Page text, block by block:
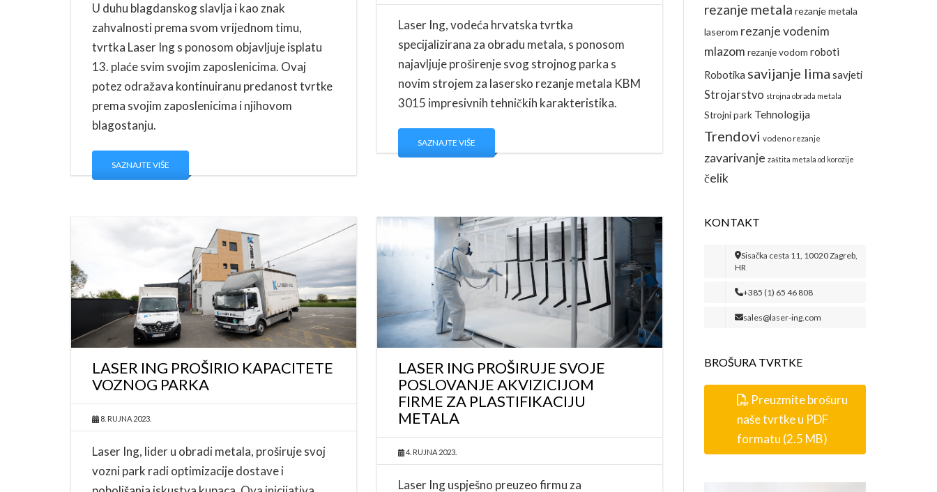
U duhu blagdanskog slavlja i kao znak
zahvalnosti prema svom vrijednom timu,
tvrtka Laser Ing s ponosom objavljuje isplatu
13. plaće svim svojim zaposlenicima. Ovaj
potez odražava kontinuiranu predanost tvrtke
prema svojim zaposlenicima i njihovom
blagostanju.
SAZNAJTE VIŠE
Laser Ing, vodeća hrvatska tvrtka
specijalizirana za obradu metala, s ponosom
najavljuje proširenje svog strojnog parka s
novim strojem za lasersko rezanje metala KBM
3015 impresivnih tehničkih karakteristika.
SAZNAJTE VIŠE
LASER ING PROŠIRIO KAPACITETE
VOZNOG PARKA
8. RUJNA 2023.
Laser Ing, lider u obradi metala, proširuje svoj
vozni park radi optimizacije dostave i
LASER ING PROŠIRUJE SVOJE
POSLOVANJE AKVIZICIJOM
FIRME ZA PLASTIFIKACIJU
METALA
4. RUJNA 2023.
Laser Ing uspješno preuzeo firmu za
rezanje metala rezanje metala
laserom rezanje vodenim
mlazom rezanje vodom roboti
Robotika savijanje lima savjeti
Strojarstvo strojna obrada metala
Strojni park Tehnologija
Trendovi vodeno rezanje
zavarivanje zaštita metala od korozije
čelik
KONTAKT
Sisačka cesta 11, 10020 Zagreb,
HR
+385 (1) 65 46 808
sales@laser-ing.com
BROŠURA TVRTKE
Preuzmite brošuru
naše tvrtke u PDF
formatu (2.5 MB)